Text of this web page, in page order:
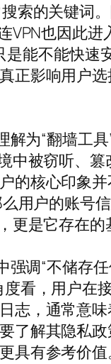
索的关键词
也因此
是能不能快
影响用户选
为“翻墙工
被窃听、
核心印象并
用户的账号
是它存在的
调“不储存
看，用户在
志，通常意
了解其隐私
有参考价值